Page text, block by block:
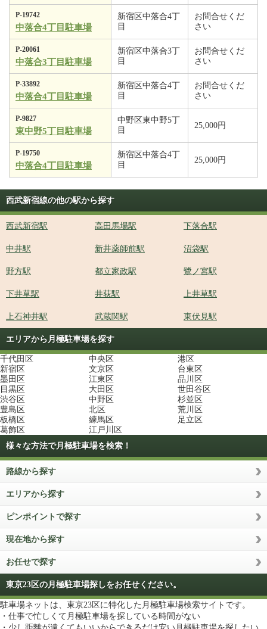
P-19742
中落合4丁目駐車場
新宿区中落合4丁
目
お問合せくだ
さい
P-20061
中落合3丁目駐車場
新宿区中落合3丁
目
お問合せくだ
さい
P-33892
中落合4丁目駐車場
新宿区中落合4丁
目
お問合せくだ
さい
P-9827
東中野5丁目駐車場
中野区東中野5丁
目
25,000円
P-19750
中落合4丁目駐車場
新宿区中落合4丁
目
25,000円
西武新宿線の他の駅から探す
西武新宿駅 高田馬場駅 下落合駅
中井駅 新井薬師前駅 沼袋駅
野方駅 都立家政駅 鷺ノ宮駅
下井草駅 井荻駅 上井草駅
上石神井駅 武蔵関駅 東伏見駅
エリアから月極駐車場を探す
千代田区 中央区
港区
新宿区
文京区
台東区
墨田区
江東区
品川区
目黒区
大田区
世田谷区
渋谷区
中野区
杉並区
豊島区
北区
荒川区
板橋区
練馬区
足立区
葛飾区
江戸川区
様々な方法で月極駐車場を検索！
路線から探す
エリアから探す
ピンポイントで探す
現在地から探す
お任せで探す
東京23区の月極駐車場探しをお任せください。
駐車場ネットは、東京23区に特化した月極駐車場検索サイトです。
・仕事で忙しくて月極駐車場を探している時間がない